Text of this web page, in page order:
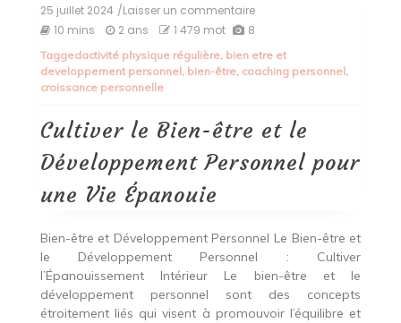
25 juillet 2024 /Laisser un commentaireon
Bien-
être
Développement
Personnel
pour
une
10 mins 2 ans 1 479 mot 8
Taggedactivité physique régulière, bien etre et
developpement personnel, bien-être, coaching personnel,
croissance personnelle
Cultiver le Bien-être et le
Développement Personnel pour
une Vie Épanouie
Bien-être et Développement Personnel Le Bien-être et
le Développement Personnel : Cultiver
l’Épanouissement Intérieur Le bien-être et le
développement personnel sont des concepts
étroitement liés qui visent à promouvoir l’équilibre et